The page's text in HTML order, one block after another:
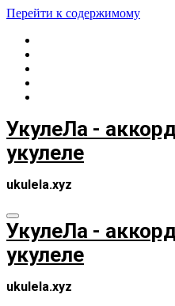
Перейти к содержимому
УкулеЛа -
укулеле
ukulela.xyz
УкулеЛа -
укулеле
ukulela.xyz